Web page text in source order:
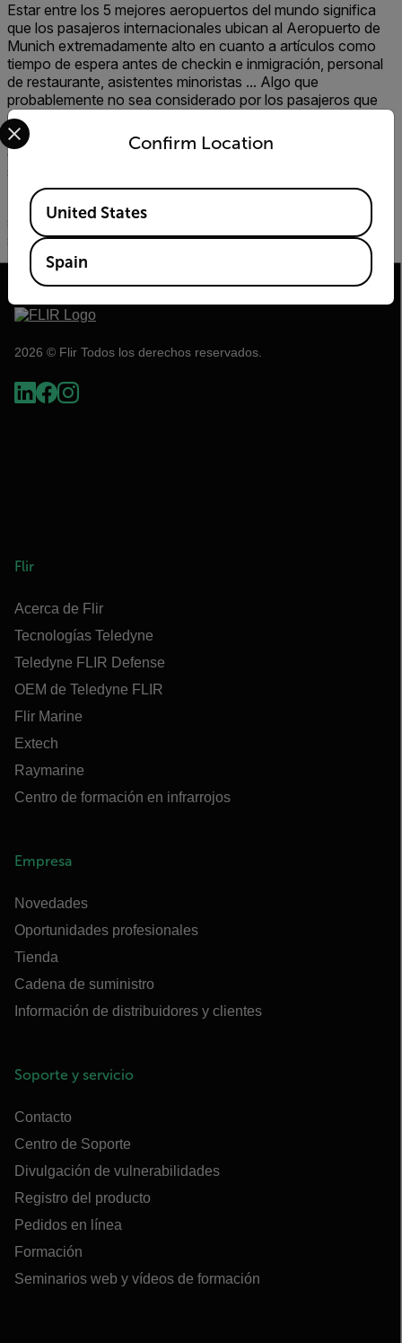
Estar entre los 5 mejores aeropuertos del mundo significa
que los pasajeros internacionales ubican al Aeropuerto de
Munich extremadamente alto en cuanto a artículos como
tiempo de espera antes de checkin e inmigración, personal
de restaurante, asistentes minoristas ... Algo que
probablemente no sea considerado por los pasajeros que
pasan por el aeropuerto de Múnich. una encuesta, es
seguridad. Para los viajeros resulta obvio que un aeropuerto
es un lugar donde se toman todas las medidas de
seguridad.
Los pasajeros que pasan por el aeropuerto de Munich no
solo necesitan sentirse seguros, sino que deben estar a
salvo.
2026 © Flir Todos los derechos reservados.
Flir
Acerca de Flir
Tecnologías Teledyne
Teledyne FLIR Defense
OEM de Teledyne FLIR
Flir Marine
Extech
Raymarine
Centro de formación en infrarrojos
Empresa
Novedades
Oportunidades profesionales
Tienda
Cadena de suministro
Información de distribuidores y clientes
Soporte y servicio
Contacto
Centro de Soporte
Divulgación de vulnerabilidades
Registro del producto
Pedidos en línea
Formación
Seminarios web y vídeos de formación
Confirm Location
Select your preferred country and language from the
Available Locations
United States
Spain